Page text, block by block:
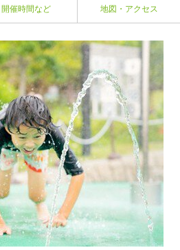
開催時間など 地図・アクセス